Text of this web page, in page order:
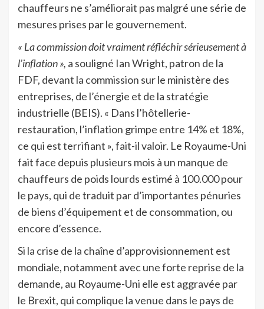
chauffeurs ne s’améliorait pas malgré une série de
mesures prises par le gouvernement.
« La commission doit vraiment réfléchir sérieusement à
l’inflation », a souligné Ian Wright, patron de la
FDF, devant la commission sur le ministère des
entreprises, de l’énergie et de la stratégie
industrielle (BEIS). « Dans l’hôtellerie-
restauration, l’inflation grimpe entre 14% et 18%,
ce qui est terrifiant », fait-il valoir. Le Royaume-Uni
fait face depuis plusieurs mois à un manque de
chauffeurs de poids lourds estimé à 100.000 pour
le pays, qui de traduit par d’importantes pénuries
de biens d’équipement et de consommation, ou
encore d’essence.
Si la crise de la chaîne d’approvisionnement est
mondiale, notamment avec une forte reprise de la
demande, au Royaume-Uni elle est aggravée par
le Brexit, qui complique la venue dans le pays de